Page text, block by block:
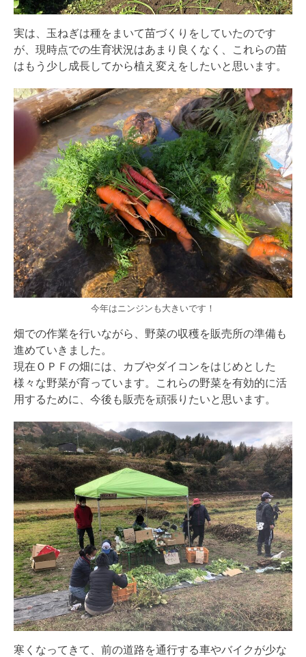
実は、玉ねぎは種をまいて苗づくりをしていたのです
が、現時点での生育状況はあまり良くなく、これらの苗
はもう少し成長してから植え変えをしたいと思います。
今年はニンジンも大きいです！
畑での作業を行いながら、野菜の収穫を販売所の準備も
進めていきました。
現在ＯＰＦの畑には、カブやダイコンをはじめとした
様々な野菜が育っています。これらの野菜を有効的に活
用するために、今後も販売を頑張りたいと思います。
寒くなってきて、前の道路を通行する車やバイクが少な